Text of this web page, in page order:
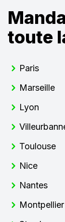
toute
Paris
Marseille
Lyon
Toulouse
Nice
Nantes
Montpellier